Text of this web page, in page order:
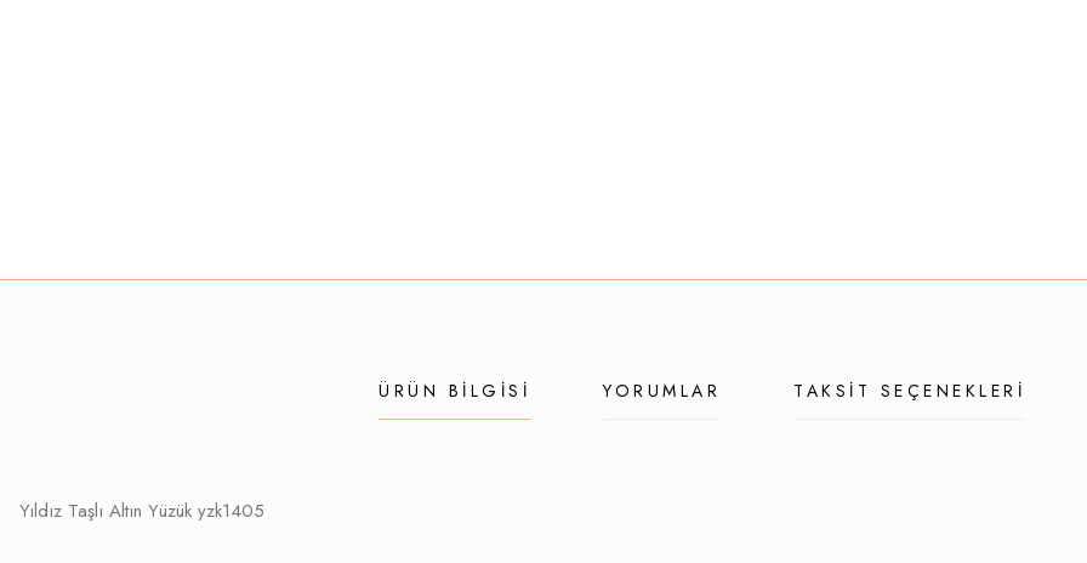
ÜRÜN BILGISI YORUMLAR TAKSIT SEÇENEKLERI
Yıldız Taşlı Altın Yüzük yzk1405